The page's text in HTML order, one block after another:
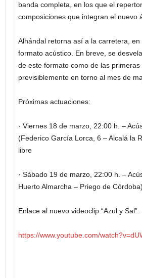
banda completa, en los que el
composiciones que integran el nuevo
Alhándal retorna así a la carretera,
formato acústico. En breve, se
de este formato como de las primeras
previsiblemente en torno al mes de
Próximas actuaciones:
· Viernes 18 de marzo, 22:00 h. –
(Federico García Lorca, 6 – Alcalá la
libre
· Sábado 19 de marzo, 22:00 h. –
Huerto Almarcha – Priego de
Enlace al nuevo videoclip “Azul y Sal”:
https://www.youtube.com/watch?